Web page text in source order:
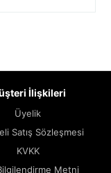
İlişkileri
Üyelik
Satış Sözleşmesi
KVKK
Metni